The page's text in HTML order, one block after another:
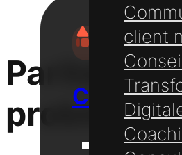
Conseil
client
Parité
problèmes